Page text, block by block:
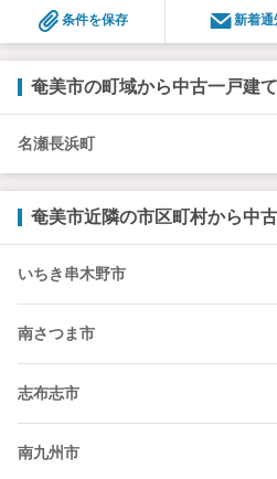
条件を保存 新着通
奄美市の町域から中古一戸建
名瀬長浜町
奄美市近隣の市区町村から中
いちき串木野市
南さつま市
志布志市
南九州市